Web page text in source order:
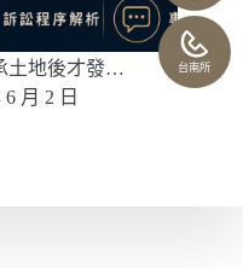
土地後才發…
6 月 2 日
台南所